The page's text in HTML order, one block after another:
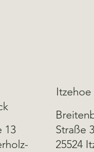
13
Itzehoe
Straße
25524